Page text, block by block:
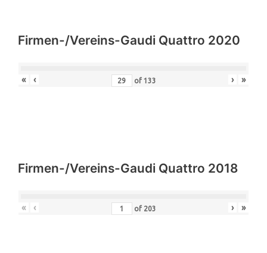
Firmen-/Vereins-Gaudi Quattro 2020
« ‹ of 133 › »
Firmen-/Vereins-Gaudi Quattro 2018
« ‹ of 203 › »